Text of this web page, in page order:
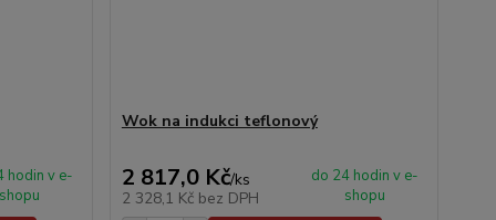
hodin v e-
shopu
Wok na indukci teflonový
2 817,0 Kč/ks
2 328,1 Kč bez DPH
do 24 hodin v e-
shopu